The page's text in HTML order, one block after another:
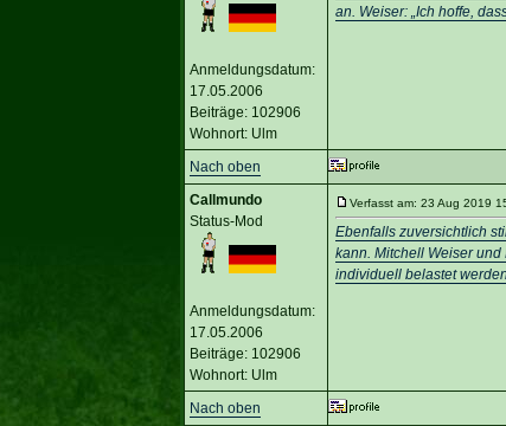
Anmeldungsdatum:
17.05.2006
Beiträge: 102906
Wohnort: Ulm
an. Weiser: „Ich hoffe,
Nach oben
Callmundo
Status-Mod
Anmeldungsdatum:
17.05.2006
Beiträge: 102906
Wohnort: Ulm
Verfasst am: 23 Aug 2019
Ebenfalls zuversichtlich
kann. Mitchell Weiser
individuell belastet
Nach oben